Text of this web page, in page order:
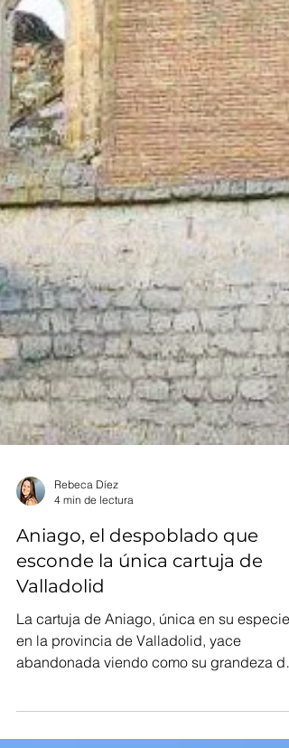
Rebeca Díez
4 min de lectura
Aniago, el despoblado que
esconde la única cartuja de
Valladolid
abandonada viendo como su grandeza de